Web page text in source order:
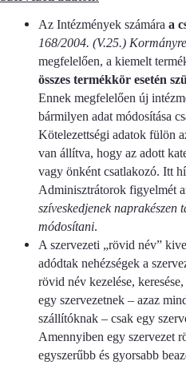
Az Intézmények számára a
168/2004. (V.25.)
megfelelően, a kiemelt
összes termékkör esetén
Ennek megfelelően új
bármilyen adat módosítása
Kötelezettségi adatok fülön
van állítva, hogy az adott
vagy önként csatlakozó. Itt
Adminisztrátorok figyelmét
szíveskedjenek naprakészen
módosítani.
A szervezeti „rövid név”
adódtak nehézségek a
rövid név kezelése,
egy szervezetnek – azaz
szállítóknak – csak egy
Amennyiben egy szervezet
egyszerűbb és gyorsabb